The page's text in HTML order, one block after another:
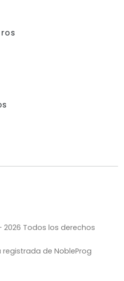
2026 Todos los derechos
de NobleProg